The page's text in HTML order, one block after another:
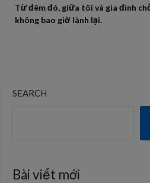
Từ đêm đó, giữa tôi và gia đình
không bao giờ lành lại.
SEARCH
Bài viết mới